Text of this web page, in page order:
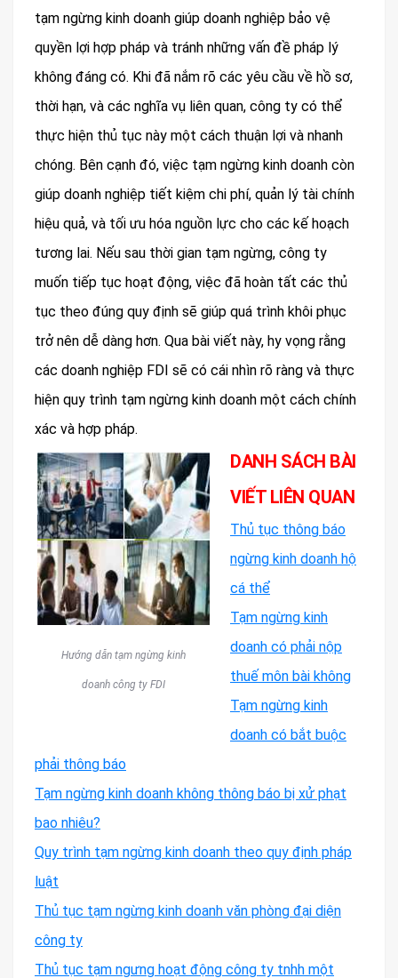
tạm ngừng kinh doanh giúp doanh nghiệp bảo vệ
quyền lợi hợp pháp và tránh những vấn đề pháp lý
không đáng có. Khi đã nắm rõ các yêu cầu về hồ sơ,
thời hạn, và các nghĩa vụ liên quan, công ty có thể
thực hiện thủ tục này một cách thuận lợi và nhanh
chóng. Bên cạnh đó, việc tạm ngừng kinh doanh còn
giúp doanh nghiệp tiết kiệm chi phí, quản lý tài chính
hiệu quả, và tối ưu hóa nguồn lực cho các kế hoạch
tương lai. Nếu sau thời gian tạm ngừng, công ty
muốn tiếp tục hoạt động, việc đã hoàn tất các thủ
tục theo đúng quy định sẽ giúp quá trình khôi phục
trở nên dễ dàng hơn. Qua bài viết này, hy vọng rằng
các doanh nghiệp FDI sẽ có cái nhìn rõ ràng và thực
hiện quy trình tạm ngừng kinh doanh một cách chính
xác và hợp pháp.
Hướng dẫn tạm ngừng kinh
doanh công ty FDI
DANH SÁCH BÀI
VIẾT LIÊN QUAN
Thủ tục thông báo
ngừng kinh doanh hộ
cá thể
Tạm ngừng kinh
doanh có phải nộp
thuế môn bài không
Tạm ngừng kinh
doanh có bắt buộc
phải thông báo
Tạm ngừng kinh doanh không thông báo bị xử phạt
bao nhiêu?
Quy trình tạm ngừng kinh doanh theo quy định pháp
luật
Thủ tục tạm ngừng kinh doanh văn phòng đại diện
công ty
Thủ tục tạm ngưng hoạt động công ty tnhh một